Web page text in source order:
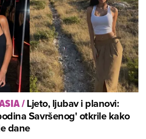
/Ljeto, ljubav i planovi:
Savršenog' otkrile kako
dane